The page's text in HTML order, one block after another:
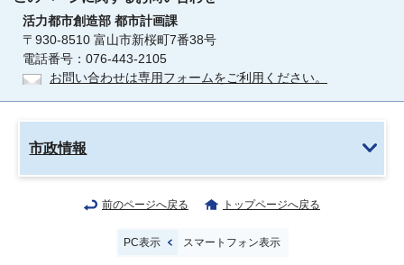
活力都市創造部 都市計画課
〒930-8510 富山市新桜町7番38号
電話番号：076-443-2105
お問い合わせは専用フォームをご利用ください。
市政情報
前のページへ戻る トップページへ戻る
PC表示 スマートフォン表示